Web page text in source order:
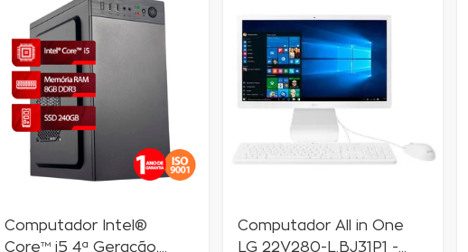
Computador Intel®
Core™ i5 4ª Geração,
Computador All in One
LG 22V280-L.BJ31P1 -